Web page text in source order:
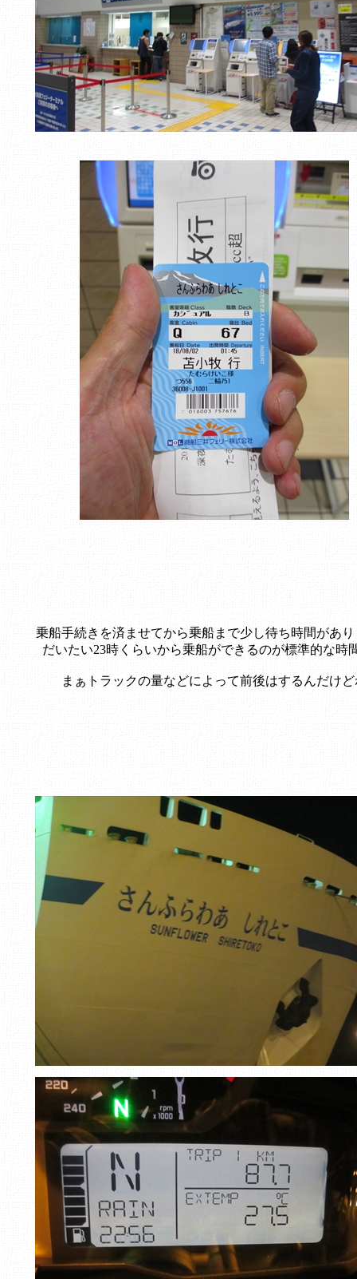
乗船手続きを済ませてから乗船まで少し待ち時間があ
だいたい23時くらいから乗船ができるのが標準的な時
まぁトラックの量などによって前後はするんだけど